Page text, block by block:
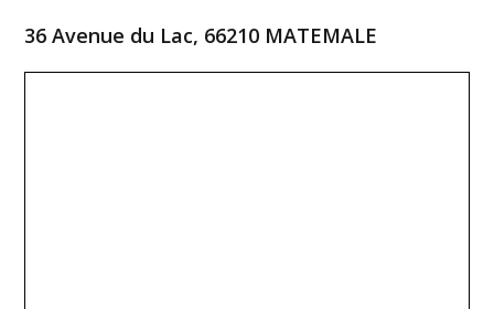
36 Avenue du Lac, 66210 MATEMALE